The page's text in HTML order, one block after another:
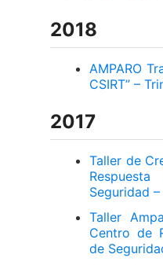
2018
AMPARO
CSIRT” –
2017
Taller de
Seguridad
Taller
Centro de
de